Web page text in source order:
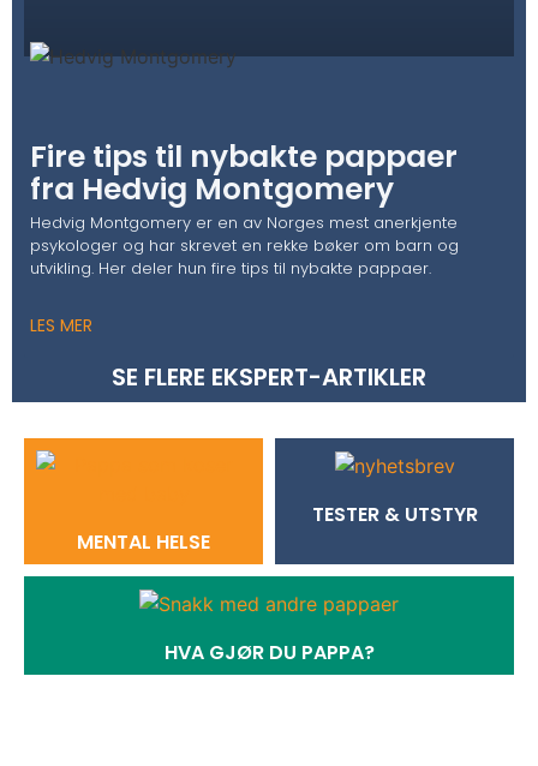
MENTAL HELSE
TESTER & UTSTYR
HVA GJØR DU PAPPA?
Fire tips til nybakte pappaer
fra Hedvig Montgomery
Hedvig Montgomery er en av Norges mest anerkjente
psykologer og har skrevet en rekke bøker om barn og
utvikling. Her deler hun fire tips til nybakte pappaer.
LES MER
SE FLERE EKSPERT-ARTIKLER